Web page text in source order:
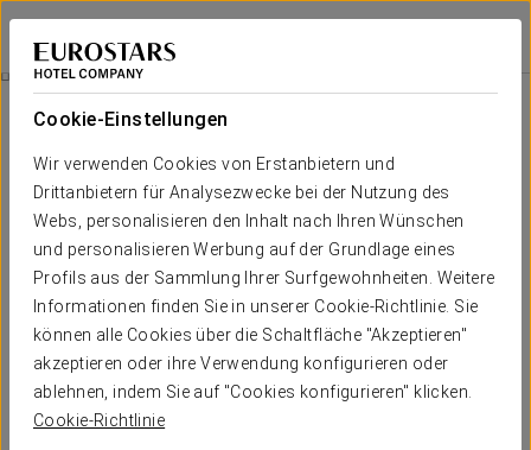
Cookie-Einstellungen
Wir verwenden Cookies von Erstanbietern und
Drittanbietern für Analysezwecke bei der Nutzung des
Webs, personalisieren den Inhalt nach Ihren Wünschen
und personalisieren Werbung auf der Grundlage eines
Profils aus der Sammlung Ihrer Surfgewohnheiten. Weitere
Informationen finden Sie in unserer Cookie-Richtlinie. Sie
können alle Cookies über die Schaltfläche "Akzeptieren"
akzeptieren oder ihre Verwendung konfigurieren oder
ablehnen, indem Sie auf "Cookies konfigurieren" klicken.
Cookie-Richtlinie
Exe Suites Reforma
MEXIKO-STADT, CDMX
Romantisches Erlebnis
65 $ pro aufenthalt
Romantisches Erlebnis